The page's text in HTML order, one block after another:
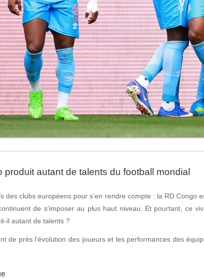
produit autant de talents du football mondial
des clubs européens pour s’en rendre compte : la RD
de s’imposer au plus haut niveau. Et pourtant, ce
il autant de talents ?
de près l’évolution des joueurs et les performances des